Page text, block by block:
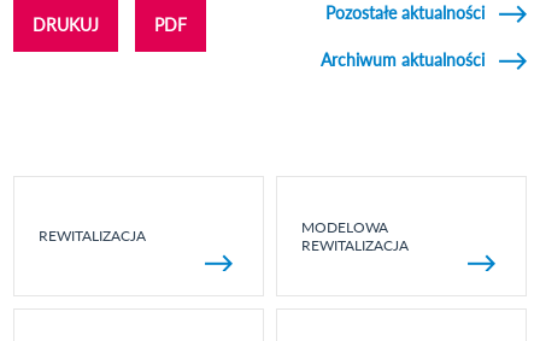
DRUKUJ PDF
Pozostałe aktualności
Archiwum aktualności
REWITALIZACJA
MODELOWA
REWITALIZACJA